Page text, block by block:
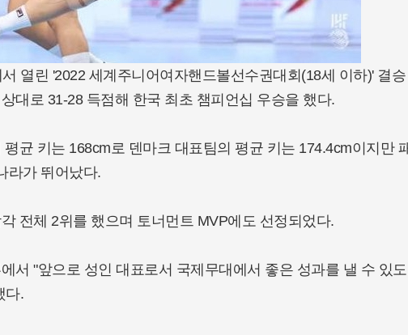
열린 '2022 세계주니어여자핸드볼선수권대회(18세 이하)' 결승
대로 31-28 득점해 한국 최초 챔피언십 우승을 했다.
균 키는 168cm로 덴마크 대표팀의 평균 키는 174.4cm이지만
라가 뛰어났다.
전체 2위를 했으며 토너먼트 MVP에도 선정되었다.
서 "앞으로 성인 대표로서 국제무대에서 좋은 성과를 낼 수 있도
다.